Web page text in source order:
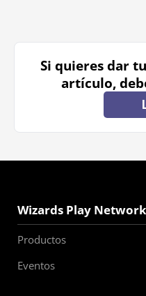
Si quieres dar
artículo,
Wizards Play Network
Productos
Eventos